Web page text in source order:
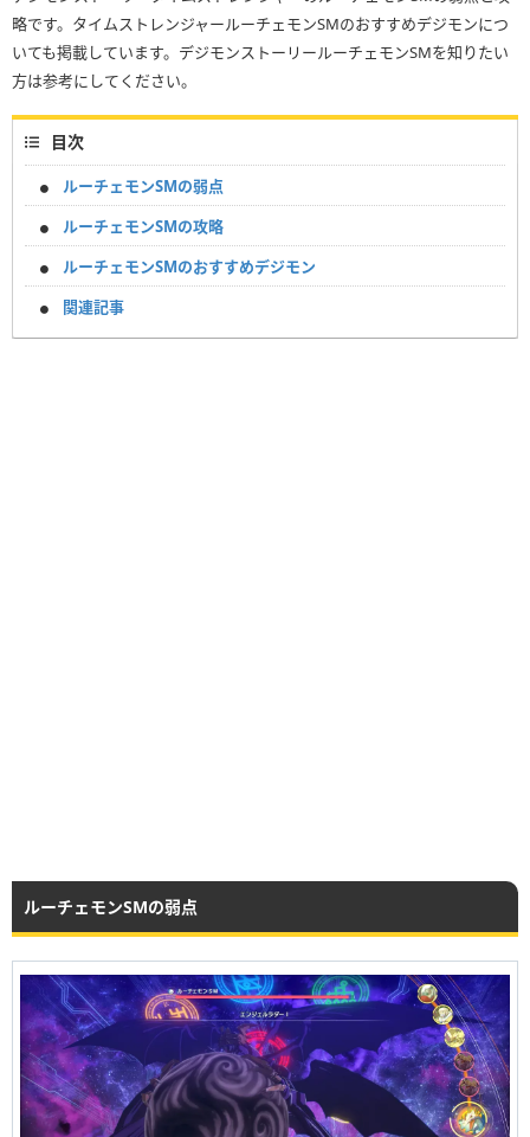
略です。タイムストレンジャールーチェモンSMのおすすめデジモンにつ
いても掲載しています。デジモンストーリールーチェモンSMを知りたい
方は参考にしてください。
目次
ルーチェモンSMの弱点
ルーチェモンSMの攻略
ルーチェモンSMのおすすめデジモン
関連記事
ルーチェモンSMの弱点